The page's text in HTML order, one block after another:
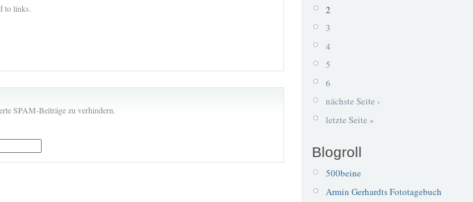
to links.
SPAM-Beiträge zu verhindern.
2
3
4
5
6
nächste Seite ›
letzte Seite »
Blogroll
500beine
Armin Gerhardts Fototagebuch